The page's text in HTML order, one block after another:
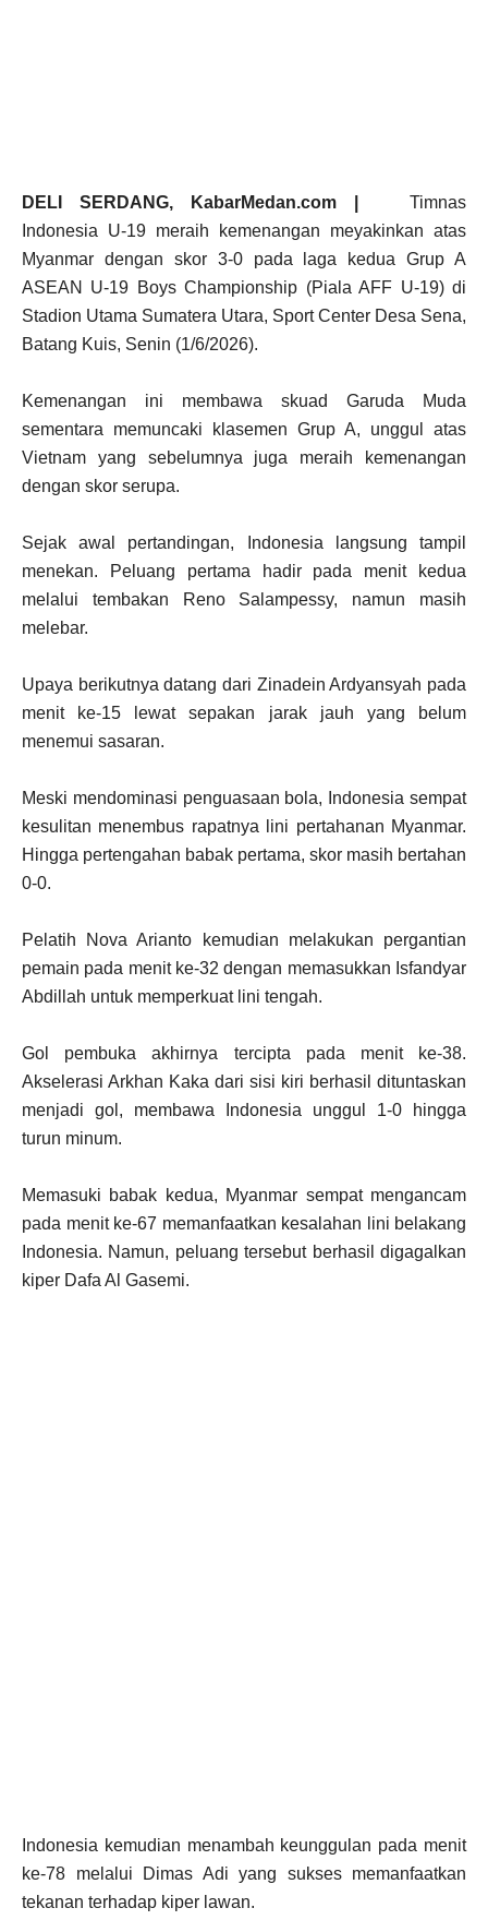
DELI SERDANG, KabarMedan.com |
Timnas
Indonesia U-19 meraih kemenangan meyakinkan atas
Myanmar dengan skor 3-0 pada laga kedua Grup A
ASEAN U-19 Boys Championship (Piala AFF U-19) di
Stadion Utama Sumatera Utara, Sport Center Desa Sena,
Batang Kuis, Senin (1/6/2026).
Kemenangan ini membawa skuad Garuda Muda
sementara memuncaki klasemen Grup A, unggul atas
Vietnam yang sebelumnya juga meraih kemenangan
dengan skor serupa.
Sejak awal pertandingan, Indonesia langsung tampil
menekan. Peluang pertama hadir pada menit kedua
melalui tembakan Reno Salampessy, namun masih
melebar.
Upaya berikutnya datang dari Zinadein Ardyansyah pada
menit ke-15 lewat sepakan jarak jauh yang belum
menemui sasaran.
Meski mendominasi penguasaan bola, Indonesia sempat
kesulitan menembus rapatnya lini pertahanan Myanmar.
Hingga pertengahan babak pertama, skor masih bertahan
0-0.
Pelatih Nova Arianto kemudian melakukan pergantian
pemain pada menit ke-32 dengan memasukkan Isfandyar
Abdillah untuk memperkuat lini tengah.
Gol pembuka akhirnya tercipta pada menit ke-38.
Akselerasi Arkhan Kaka dari sisi kiri berhasil dituntaskan
menjadi gol, membawa Indonesia unggul 1-0 hingga
turun minum.
Memasuki babak kedua, Myanmar sempat mengancam
pada menit ke-67 memanfaatkan kesalahan lini belakang
Indonesia. Namun, peluang tersebut berhasil digagalkan
kiper Dafa Al Gasemi.
Indonesia kemudian menambah keunggulan pada menit
ke-78 melalui Dimas Adi yang sukses memanfaatkan
tekanan terhadap kiper lawan.